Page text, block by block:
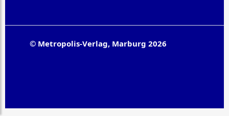
© Metropolis-Verlag, Marburg 2026